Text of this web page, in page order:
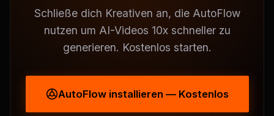
Schließe dich Kreativen an, die AutoFlow
nutzen um AI-Videos 10x schneller zu
generieren. Kostenlos starten.
AutoFlow installieren — Kostenlos